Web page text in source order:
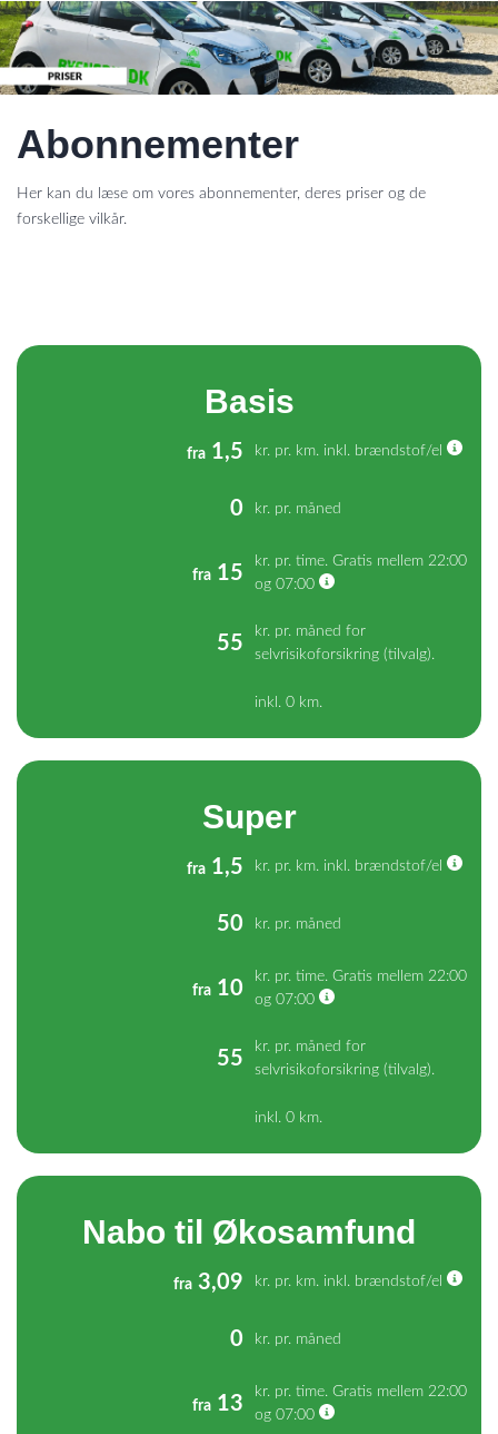
Abonnementer
Her kan du læse om vores abonnementer, deres priser og de
forskellige vilkår.
Basis
fra 1,5 kr. pr. km. inkl. brændstof/el
0 kr. pr. måned
fra 15
kr. pr. time. Gratis mellem 22:00
og 07:00
55
kr. pr. måned for
selvrisikoforsikring (tilvalg).
inkl. 0 km.
Super
fra 1,5 kr. pr. km. inkl. brændstof/el
50 kr. pr. måned
fra 10
kr. pr. time. Gratis mellem 22:00
og 07:00
55
kr. pr. måned for
selvrisikoforsikring (tilvalg).
inkl. 0 km.
Nabo til Økosamfund
fra 3,09 kr. pr. km. inkl. brændstof/el
0 kr. pr. måned
fra 13
kr. pr. time. Gratis mellem 22:00
og 07:00